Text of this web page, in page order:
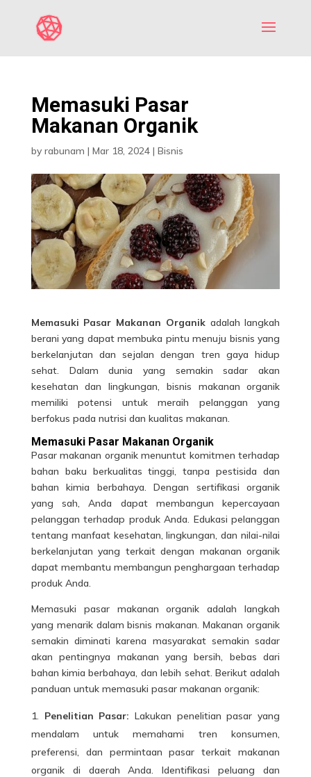
Memasuki Pasar
Makanan Organik
by rabunam | Mar 18, 2024| Bisnis
Memasuki Pasar Makanan Organik adalah langkah
berani yang dapat membuka pintu menuju bisnis yang
berkelanjutan dan sejalan dengan tren gaya hidup
sehat. Dalam dunia yang semakin sadar akan
kesehatan dan lingkungan, bisnis makanan organik
memiliki potensi untuk meraih pelanggan yang
berfokus pada nutrisi dan kualitas makanan.
Memasuki Pasar Makanan Organik
Pasar makanan organik menuntut komitmen terhadap
bahan baku berkualitas tinggi, tanpa pestisida dan
bahan kimia berbahaya. Dengan sertifikasi organik
yang sah, Anda dapat membangun kepercayaan
pelanggan terhadap produk Anda. Edukasi pelanggan
tentang manfaat kesehatan, lingkungan, dan nilai-nilai
berkelanjutan yang terkait dengan makanan organik
dapat membantu membangun penghargaan terhadap
produk Anda.
Memasuki pasar makanan organik adalah langkah
yang menarik dalam bisnis makanan. Makanan organik
semakin diminati karena masyarakat semakin sadar
akan pentingnya makanan yang bersih, bebas dari
bahan kimia berbahaya, dan lebih sehat. Berikut adalah
panduan untuk memasuki pasar makanan organik:
Penelitian Pasar: Lakukan penelitian pasar yang
mendalam untuk memahami tren konsumen,
preferensi, dan permintaan pasar terkait makanan
organik di daerah Anda. Identifikasi peluang dan